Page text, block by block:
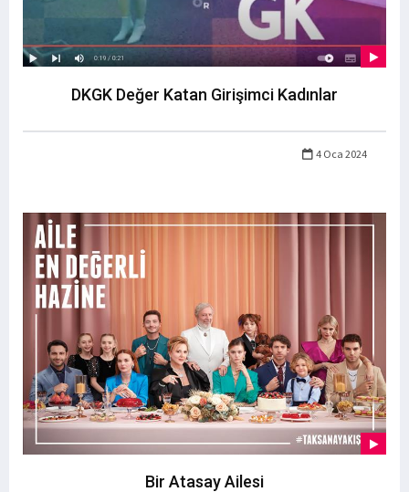
DKGK Değer Katan Girişimci Kadınlar
4 Oca 2024
Bir Atasay Ailesi